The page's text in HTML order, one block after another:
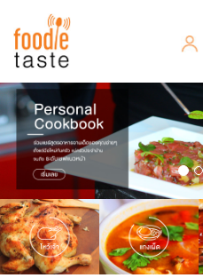
สูตรอาหาร
สูตรอาหารล่าสุด
Top Foodie
พาไปชิม
สารพันก้นครัว
เคล็ดลับน่ารู้
FoodPedia